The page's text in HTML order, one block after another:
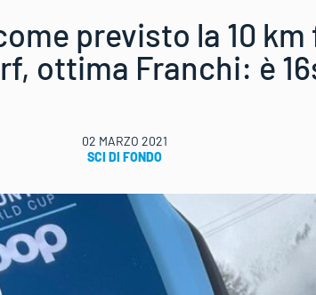
previsto la 10
ottima Franchi: è
02 MARZO 2021
SCI DI FONDO